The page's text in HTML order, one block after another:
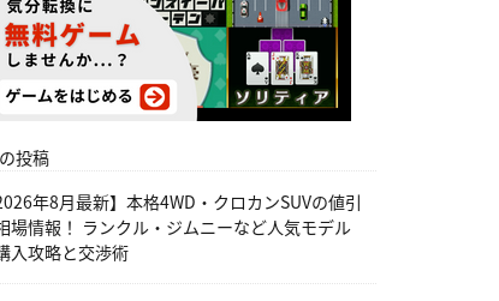
投稿
2026年8月最新】本格4WD・クロカンSUVの値引
場情報！ ランクル・ジムニーなど人気モデル
入攻略と交渉術